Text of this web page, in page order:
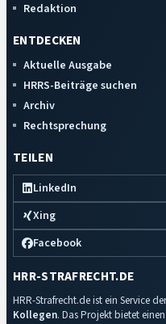
Redaktion
ENTDECKEN
Aktuelle Ausgabe
HRRS-Beiträge suchen
Archiv
Rechtsprechung
TEILEN
LinkedIn
Xing
Facebook
HRR-STRAFRECHT.DE
HRR-Strafrecht.de ist ein Service
Kollegen. Das Projekt bietet